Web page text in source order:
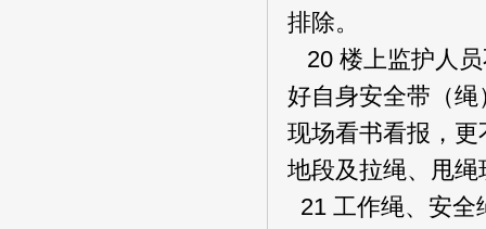
排除。
20 楼上监护人
好自身安全带（
现场看书看报，
地段及拉绳、甩绳
21 工作绳、安全